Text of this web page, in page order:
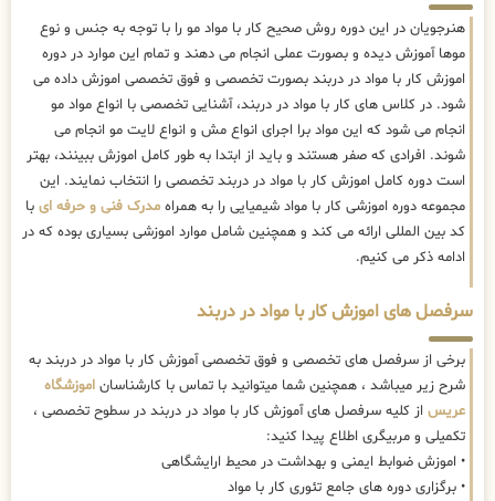
هنرجویان در این دوره روش صحیح کار با مواد مو را با توجه به جنس و نوع
موها آموزش دیده و بصورت عملی انجام می دهند و تمام این موارد در دوره
اموزش کار با مواد در دربند بصورت تخصصی و فوق تخصصی اموزش داده می
شود. در کلاس های کار با مواد در دربند، آشنایی تخصصی با انواع مواد مو
انجام می شود که این مواد برا اجرای انواع مش و انواع لایت مو انجام می
شوند. افرادی که صفر هستند و باید از ابتدا به طور کامل اموزش ببینند، بهتر
است دوره کامل اموزش کار با مواد در دربند تخصصی را انتخاب نمایند. این
مجموعه دوره اموزشی کار با مواد شیمیایی را به همراه مدرک فنی و حرفه ای با
کد بین المللی ارائه می کند و همچنین شامل موارد اموزشی بسیاری بوده که در
ادامه ذکر می کنیم.
سرفصل های اموزش کار با مواد در دربند
برخی از سرفصل های تخصصی و فوق تخصصی آموزش کار با مواد در دربند به
شرح زیر میباشد ، همچنین شما میتوانید با تماس با کارشناسان اموزشگاه
عریس از کلیه سرفصل های آموزش کار با مواد در دربند در سطوح تخصصی ،
تکمیلی و مربیگری اطلاع پیدا کنید:
• اموزش ضوابط ایمنی و بهداشت در محیط ارایشگاهی
• برگزاری دوره های جامع تئوری کار با مواد